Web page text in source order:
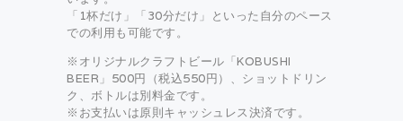
「1杯だけ」「30分だけ」といった自分のペース
での利用も可能です。
※オリジナルクラフトビール「KOBUSHI
BEER」500円（税込550円）、ショットドリン
ク、ボトルは別料金です。
※お支払いは原則キャッシュレス決済です。